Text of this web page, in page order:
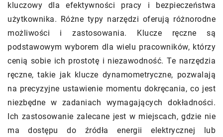
kluczowy dla efektywności pracy i bezpieczeństwa
użytkownika. Różne typy narzędzi oferują różnorodne
możliwości i zastosowania. Klucze ręczne są
podstawowym wyborem dla wielu pracowników, którzy
cenią sobie ich prostotę i niezawodność. Te narzędzia
ręczne, takie jak klucze dynamometryczne, pozwalają
na precyzyjne ustawienie momentu dokręcania, co jest
niezbędne w zadaniach wymagających dokładności.
Ich zastosowanie zalecane jest w miejscach, gdzie nie
ma dostępu do źródła energii elektrycznej lub